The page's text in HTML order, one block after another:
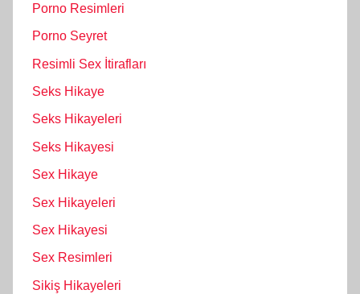
Porno Resimleri
Porno Seyret
Resimli Sex İtirafları
Seks Hikaye
Seks Hikayeleri
Seks Hikayesi
Sex Hikaye
Sex Hikayeleri
Sex Hikayesi
Sex Resimleri
Sikiş Hikayeleri